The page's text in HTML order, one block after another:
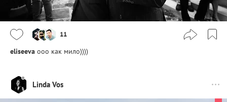
11
eliseeva ооо как мило))))
Linda Vos